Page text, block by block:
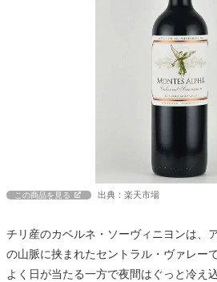
この商品を見る 出典：楽天市場
チリ産のカベルネ・ソーヴィニヨンは、
の山脈に挟まれたセントラル・ヴァレー
よく日が当たる一方で夜間はぐっと冷え